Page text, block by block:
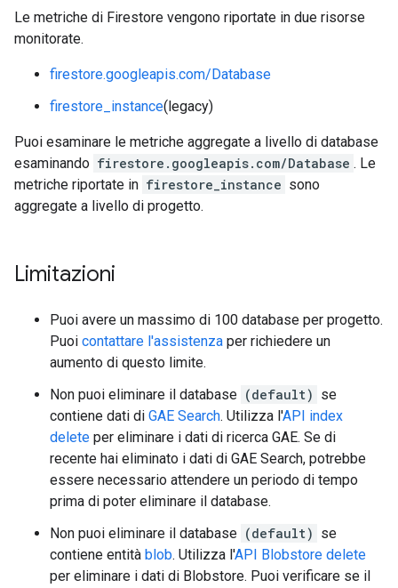
Le metriche di Firestore vengono riportate in due risorse
monitorate.
firestore.googleapis.com/Database
firestore_instance(legacy)
Puoi esaminare le metriche aggregate a livello di database
esaminando firestore.googleapis.com/Database . Le
metriche riportate in firestore_instance sono
aggregate a livello di progetto.
Limitazioni
Puoi avere un massimo di 100 database per progetto.
Puoi contattare l'assistenza per richiedere un
aumento di questo limite.
Non puoi eliminare il database (default) se
contiene dati di GAE Search. Utilizza l'API index
delete per eliminare i dati di ricerca GAE. Se di
recente hai eliminato i dati di GAE Search, potrebbe
essere necessario attendere un periodo di tempo
prima di poter eliminare il database.
Non puoi eliminare il database (default) se
contiene entità blob. Utilizza l'API Blobstore delete
per eliminare i dati di Blobstore. Puoi verificare se il